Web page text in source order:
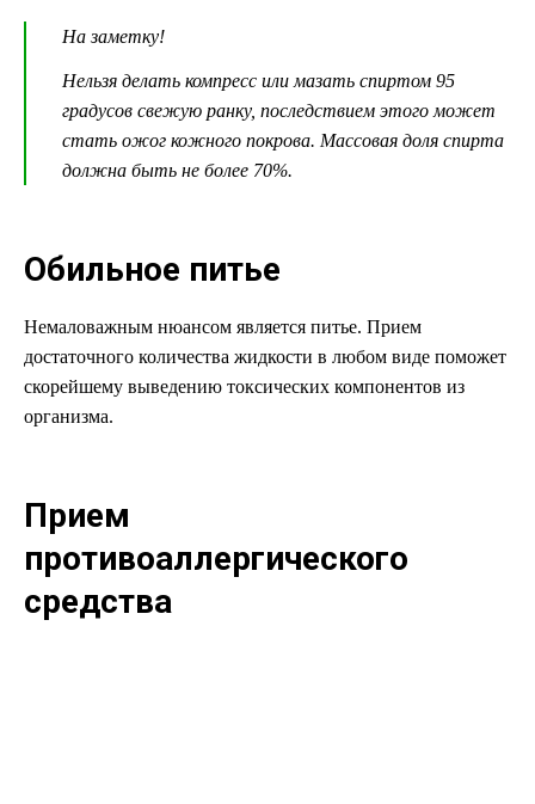
На заметку!
Нельзя делать компресс или мазать спиртом 95
градусов свежую ранку, последствием этого может
стать ожог кожного покрова. Массовая доля спирта
должна быть не более 70%.
Обильное питье
Немаловажным нюансом является питье. Прием
достаточного количества жидкости в любом виде поможет
скорейшему выведению токсических компонентов из
организма.
Прием
противоаллергического
средства